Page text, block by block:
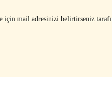
için mail adresinizi belirtirseniz